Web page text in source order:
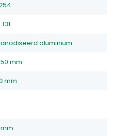
aluminium
mm
mm